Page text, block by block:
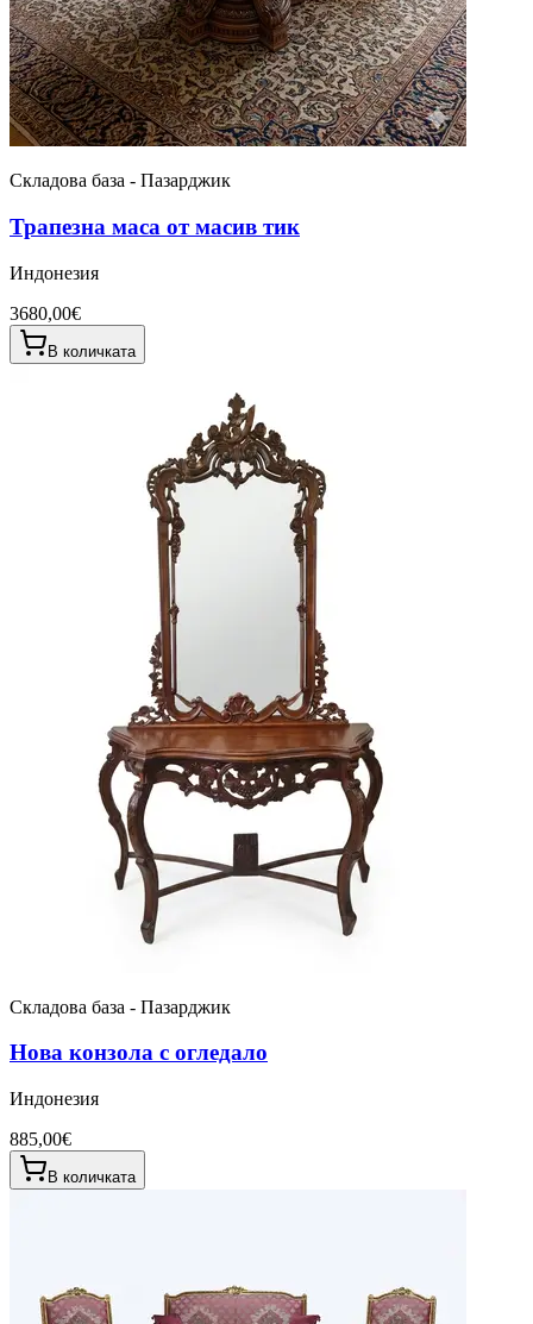
Складова база - Пазарджик
Трапезна маса от масив тик
Индонезия
3680,00€
В количката
Складова база - Пазарджик
Нова конзола с огледало
Индонезия
885,00€
В количката